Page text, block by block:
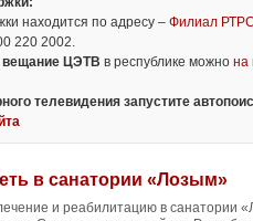
находится по адресу – Филиал
220 2002.
вещание ЦЭТВ в республике можно на
телевидения запустите
в санатории «Лозым»
и реабилитацию в санатории